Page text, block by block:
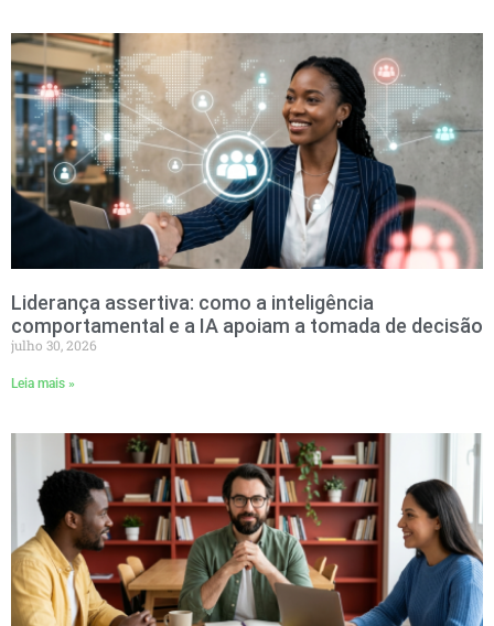
Liderança assertiva: como a inteligência
comportamental e a IA apoiam a tomada de decisão
julho 30, 2026
Leia mais »